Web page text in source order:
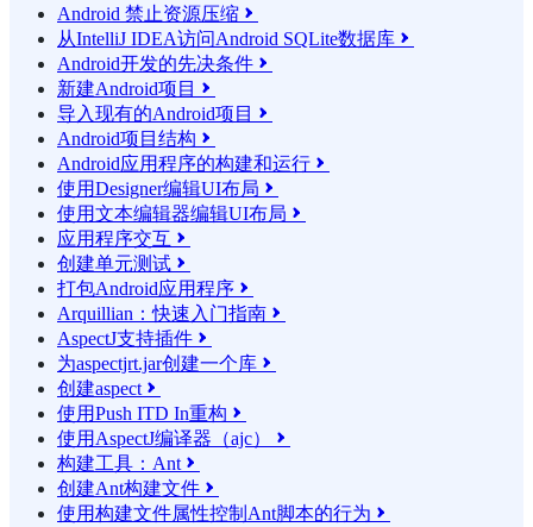
Android 禁止资源压缩 
从IntelliJ IDEA访问Android SQLite数据库 
Android开发的先决条件 
新建Android项目 
导入现有的Android项目 
Android项目结构 
Android应用程序的构建和运行 
使用Designer编辑UI布局 
使用文本编辑器编辑UI布局 
应用程序交互 
创建单元测试 
打包Android应用程序 
Arquillian：快速入门指南 
AspectJ支持插件 
为aspectjrt.jar创建一个库 
创建aspect 
使用Push ITD In重构 
使用AspectJ编译器（ajc） 
构建工具：Ant 
创建Ant构建文件 
使用构建文件属性控制Ant脚本的行为 